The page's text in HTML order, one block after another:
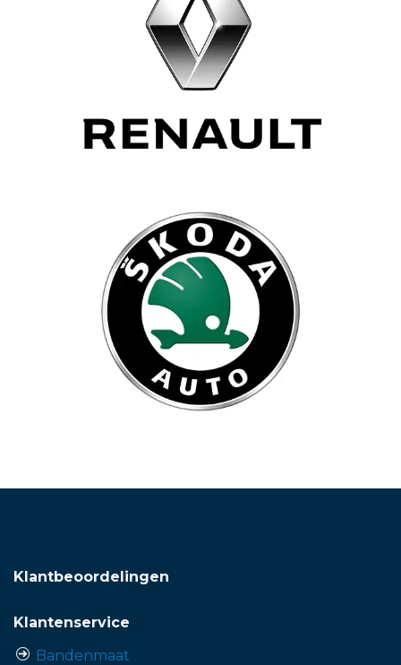
Klantbeoordelingen
Klantenservice
Bandenmaat